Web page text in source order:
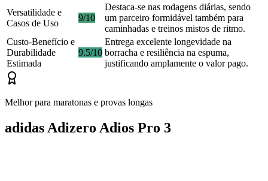
Versatilidade e
Casos de Uso
9/10
Destaca-se nas rodagens diárias, sendo
um parceiro formidável também para
caminhadas e treinos mistos de ritmo.
Custo-Benefício e
Durabilidade
Estimada
9.5/10
Entrega excelente longevidade na
borracha e resiliência na espuma,
justificando amplamente o valor pago.
Melhor para maratonas e provas longas
adidas Adizero Adios Pro 3